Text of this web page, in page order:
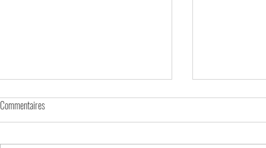
Commentaires